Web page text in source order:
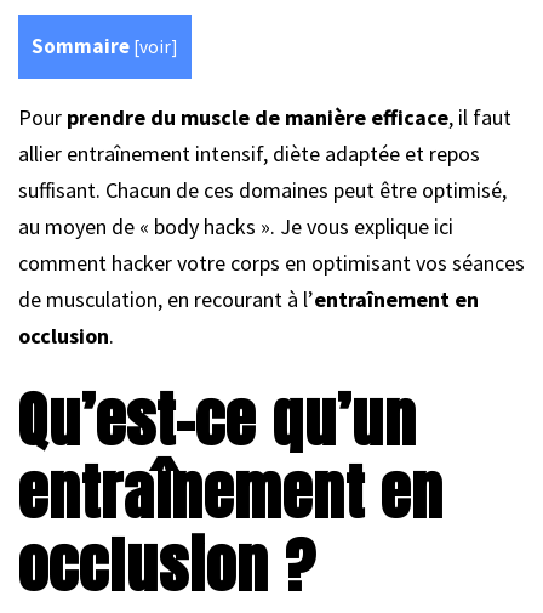
Sommaire [voir]
Pour prendre du muscle de manière efficace, il faut
allier entraînement intensif, diète adaptée et repos
suffisant. Chacun de ces domaines peut être optimisé,
au moyen de « body hacks ». Je vous explique ici
comment hacker votre corps en optimisant vos séances
de musculation, en recourant à l’entraînement en
occlusion.
Qu’est-ce qu’un
entraînement en
occlusion ?